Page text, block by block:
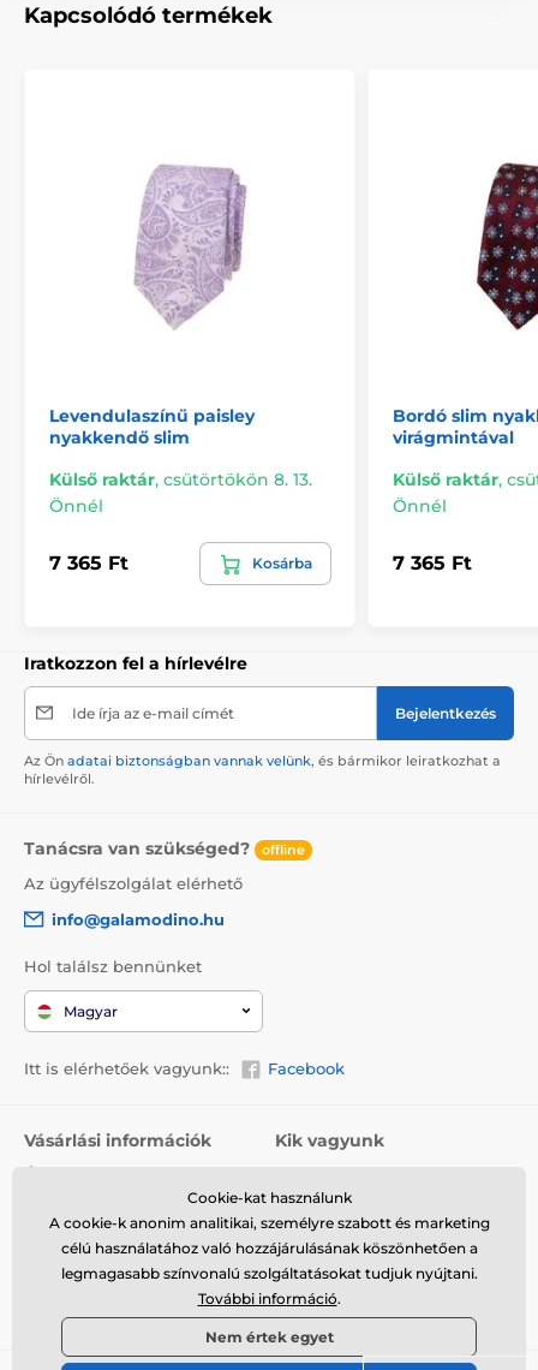
Kapcsolódó termékek
Levendulaszínű paisley
nyakkendő slim
Külső raktár, csütörtökön 8. 13.
Önnél
7 365 Ft Kosárba
Bordó slim
virágmintával
Külső raktár,
Önnél
7 365 Ft
Iratkozzon fel a hírlevélre
Ide írja az e-mail címét Bejelentkezés
Az Ön adatai biztonságban vannak velünk, és bármikor leiratkozhat a
hírlevélről.
Tanácsra van szükséged? offline
Az ügyfélszolgálat elérhető
info@galamodino.hu
Hol találsz bennünket
Magyar
Itt is elérhetőek vagyunk:: Facebook
Vásárlási információk
Szállítás
Visszaküldés és reklamáció
Kik vagyunk
Elérhetőségek
Együttműködés a
Galamodinóval
Cookie-kat használunk
A cookie-k anonim analitikai, személyre szabott és marketing
célú használatához való hozzájárulásának köszönhetően a
legmagasabb színvonalú szolgáltatásokat tudjuk nyújtani.
További információ.
Nem értek egyet